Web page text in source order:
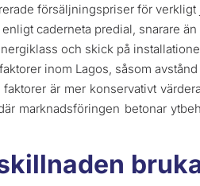
försäljningspriser för
caderneta predial, snarare
och skick på
inom Lagos, såsom
är mer konservativt
marknadsföringen betonar